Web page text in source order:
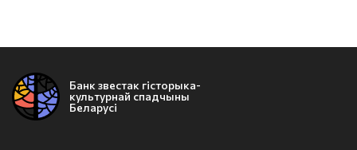
Банк звестак гісторыка-
культурнай спадчыны
Беларусі